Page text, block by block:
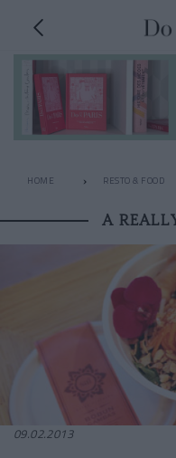
HOME RESTO & FOOD
A
09.02.2013